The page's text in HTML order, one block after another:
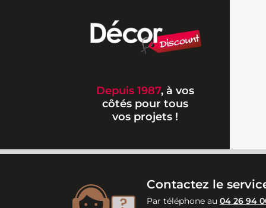
Depuis 1987, à vos
côtés pour tous
vos projets !
Contactez le
Par téléphone au 04 26 94